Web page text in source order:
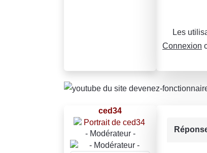
Les
Connexion
ced34
- Modérateur -